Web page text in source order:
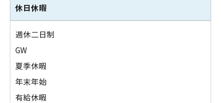
休日休暇
週休二日制
GW
夏季休暇
年末年始
有給休暇